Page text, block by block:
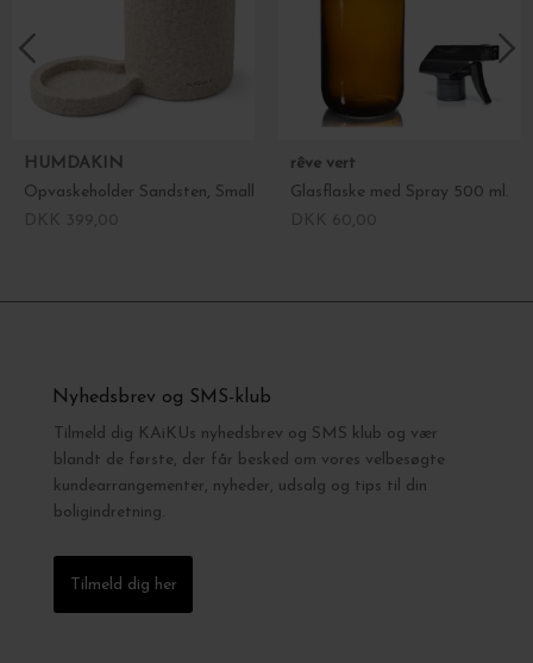
HUMDAKIN
Opvaskeholder Sandsten, Small
rêve vert
Glasflaske med Spray 500 ml.
Nyhedsbrev og SMS-klub
Tilmeld dig KAiKUs nyhedsbrev og SMS klub og vær
blandt de første, der får besked om vores velbesøgte
kundearrangementer, nyheder, udsalg og tips til din
boligindretning.
Tilmeld dig her